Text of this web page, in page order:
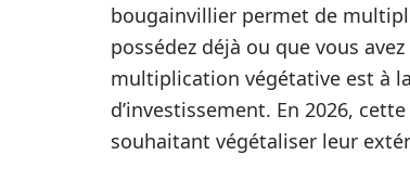
bougainvillier permet de
possédez déjà ou que vous
multiplication végétative est à
d’investissement. En 2026,
souhaitant végétaliser leur